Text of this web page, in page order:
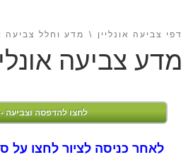
דפי צביעה אונליין מדע וחלל צביעה
מדע צביעה
לחצו להדפסה וצביעה
לאחר כניסה לציור לחצו